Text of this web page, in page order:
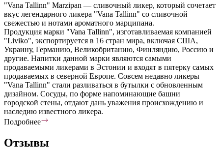
"Vana Tallinn" Marzipan — сливочный ликер, который сочетает
вкус легендарного ликера "Vana Tallinn" со сливочной
свежестью и нотами ароматного марципана.
Продукция марки "Vana Tallinn", изготавливаемая компанией
"Liviko", экспортируется в 16 стран мира, включая США,
Украину, Германию, Великобританию, Финляндию, Россию и
другие. Напитки данной марки являются самыми
продаваемыми ликерами в Эстонии и входят в пятерку самых
продаваемых в северной Европе. Совсем недавно ликеры
"Vana Tallinn" стали разливаться в бутылки с обновленным
дизайном. Сосуды, по форме напоминающие башни
городской стены, отдают дань уважения происхождению и
наследию известного ликера.
Подробнее
Отзывы